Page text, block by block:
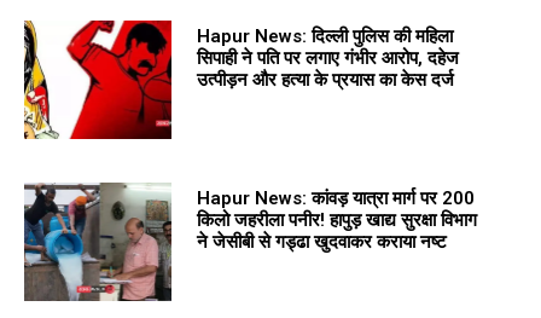
Hapur News: दिल्ली पुलिस की महिला
सिपाही ने पति पर लगाए गंभीर आरोप, दहेज
उत्पीड़न और हत्या के प्रयास का केस दर्ज
Hapur News: कांवड़ यात्रा मार्ग पर 200
किलो जहरीला पनीर! हापुड़ खाद्य सुरक्षा विभाग
ने जेसीबी से गड्ढा खुदवाकर कराया नष्ट